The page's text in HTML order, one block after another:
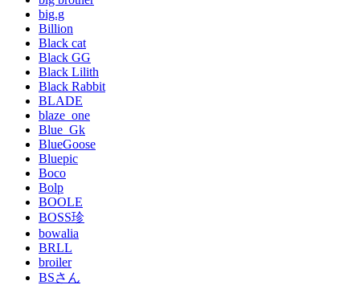
big.g
Billion
Black cat
Black GG
Black Lilith
Black Rabbit
BLADE
blaze_one
Blue_Gk
BlueGoose
Bluepic
Boco
Bolp
BOOLE
BOSS珍
bowalia
BRLL
broiler
BSさん